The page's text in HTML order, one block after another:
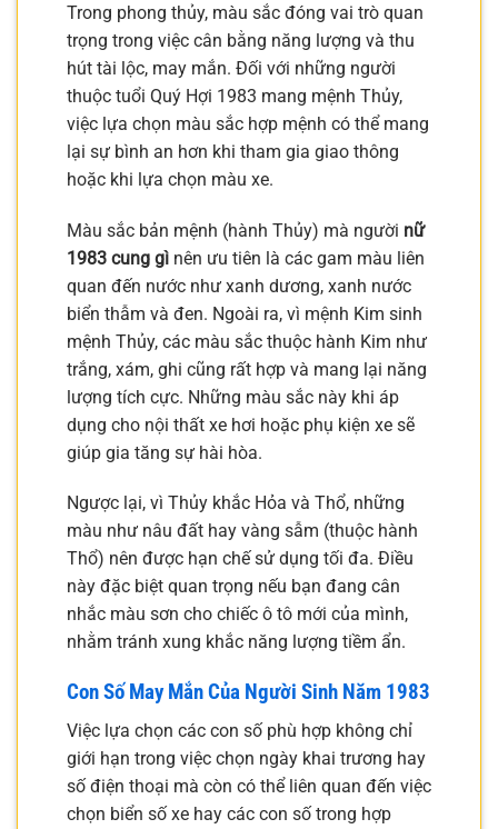
Trong phong thủy, màu sắc đóng vai trò quan
trọng trong việc cân bằng năng lượng và thu
hút tài lộc, may mắn. Đối với những người
thuộc tuổi Quý Hợi 1983 mang mệnh Thủy,
việc lựa chọn màu sắc hợp mệnh có thể mang
lại sự bình an hơn khi tham gia giao thông
hoặc khi lựa chọn màu xe.
Màu sắc bản mệnh (hành Thủy) mà người nữ
1983 cung gì nên ưu tiên là các gam màu liên
quan đến nước như xanh dương, xanh nước
biển thẫm và đen. Ngoài ra, vì mệnh Kim sinh
mệnh Thủy, các màu sắc thuộc hành Kim như
trắng, xám, ghi cũng rất hợp và mang lại năng
lượng tích cực. Những màu sắc này khi áp
dụng cho nội thất xe hơi hoặc phụ kiện xe sẽ
giúp gia tăng sự hài hòa.
Ngược lại, vì Thủy khắc Hỏa và Thổ, những
màu như nâu đất hay vàng sẫm (thuộc hành
Thổ) nên được hạn chế sử dụng tối đa. Điều
này đặc biệt quan trọng nếu bạn đang cân
nhắc màu sơn cho chiếc ô tô mới của mình,
nhằm tránh xung khắc năng lượng tiềm ẩn.
Con Số May Mắn Của Người Sinh Năm 1983
Việc lựa chọn các con số phù hợp không chỉ
giới hạn trong việc chọn ngày khai trương hay
số điện thoại mà còn có thể liên quan đến việc
chọn biển số xe hay các con số trong hợp